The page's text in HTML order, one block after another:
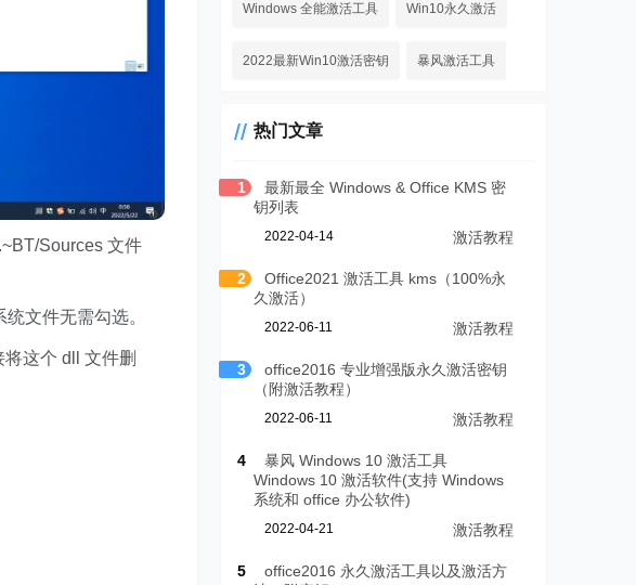
Sources 文件
文件无需勾选。
这个 dll 文件删
Windows 全能激活工具 Win10永久激活
2022最新Win10激活密钥 暴风激活工具
热门文章
1
最新最全 Windows & Office KMS 密
钥列表
2022-04-14 激活教程
2
Office2021 激活工具 kms（100%永
久激活）
2022-06-11 激活教程
3
office2016 专业增强版永久激活密钥
（附激活教程）
2022-06-11 激活教程
4
暴风 Windows 10 激活工具
Windows 10 激活软件(支持 Windows
系统和 office 办公软件)
2022-04-21 激活教程
5
office2016 永久激活工具以及激活方